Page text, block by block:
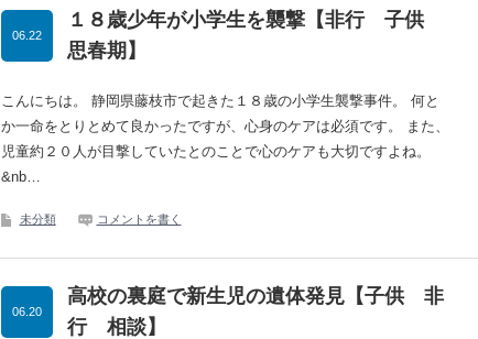
１８歳少年が小学生を襲撃【非行 子供
思春期】
06.22
こんにちは。 静岡県藤枝市で起きた１８歳の小学生襲撃事件。 何と
か一命をとりとめて良かったですが、心身のケアは必須です。 また、
児童約２０人が目撃していたとのことで心のケアも大切ですよね。
&nb…
未分類 コメントを書く
高校の裏庭で新生児の遺体発見【子供 非
行 相談】
06.20